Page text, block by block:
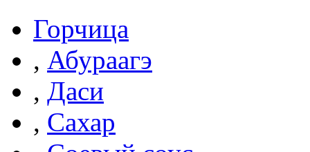
Горчица
, Абураагэ
, Даси
, Сахар